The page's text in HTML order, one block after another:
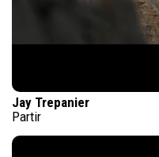
Jay Trepanier
Partir